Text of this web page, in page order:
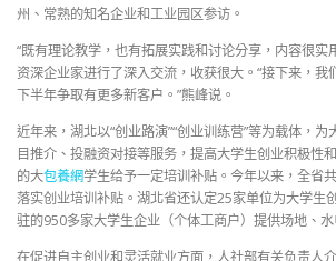
州、常熟的知名企业和工业园区参访。
“既有理论教学，也有拓展实践和讨论分享，内容很实
资深企业家进行了深入交流，收获很大。“接下来，我
下半年争取有更多新客户。”熊峰说。
近年来，湖北以“创业路演”“创业训练营”等为载体，
目推介、投融资对接等服务，提高大学生创业积极性
的大包養網学生给予一定培训补贴。今年以来，全省
落实创业培训补贴。湖北省还认定25家单位为大学生
驻的950多家大学生企业（个体工商户）提供场地、水
在促进自主创业和灵活就业方面，人社部有关负责人